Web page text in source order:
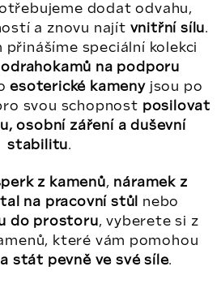
dodat odvahu,
a znovu najít vnitřní sílu.
přinášíme speciální kolekci
na podporu
esoterické kamenyjsou po
svou schopnost posilovat
osobní záření a duševní
stabilitu.
z kamenů, náramek z
na pracovní stůl nebo
do prostoru, vyberete si z
které vám pomohou
stát pevně ve své síle.